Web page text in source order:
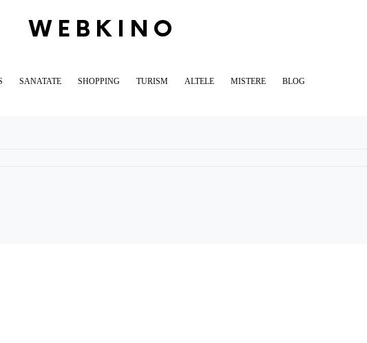
WEBKINO
SANATATE SHOPPING TURISM ALTELE MISTERE BLOG